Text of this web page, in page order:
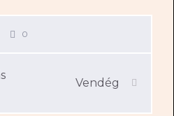
0
Vendég